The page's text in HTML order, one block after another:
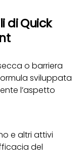
di Quick
o barriera
sviluppata
l’aspetto
e altri attivi
del